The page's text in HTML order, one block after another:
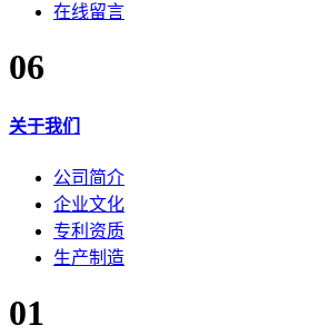
在线留言
06
关于我们
公司简介
企业文化
专利资质
生产制造
01